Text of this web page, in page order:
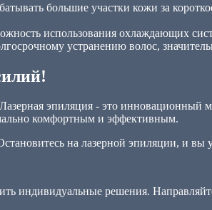
большие участки кожи за
использования охлаждающих
устранению волос,
эпиляция - это инновационный
комфортным и эффективным.
на лазерной эпиляции, и вы
индивидуальные решения.